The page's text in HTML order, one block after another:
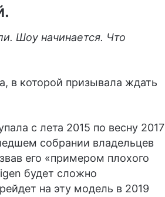
Шоу начинается. Что
в которой призывала ждать
с лета 2015 по весну 2017
собрании владельцев
его «примером плохого
будет сложно
на эту модель в 2019